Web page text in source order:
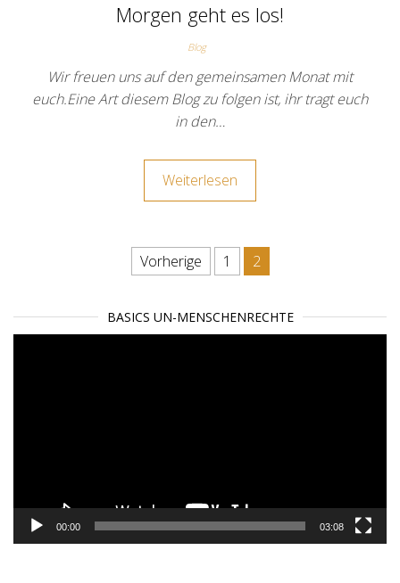
Morgen geht es los!
Blog
Wir freuen uns auf den gemeinsamen Monat mit
euch.Eine Art diesem Blog zu folgen ist, ihr tragt euch
in den…
Weiterlesen
Beitragsnavigation
Vorherige 1 2
BASICS UN-MENSCHENRECHTE
00:00 03:08